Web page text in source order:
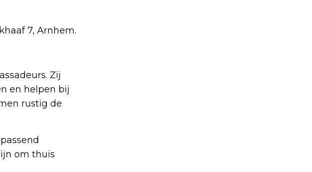
7, Arnhem.
Zij
en helpen bij
rustig de
om thuis